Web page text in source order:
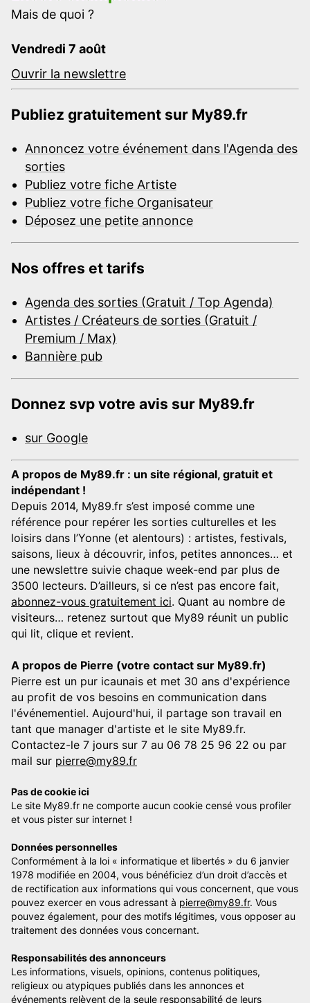
Mais de quoi ?
Vendredi 7 août
Ouvrir la newslettre
Publiez gratuitement sur My89.fr
Annoncez votre événement dans l'Agenda des
sorties
Publiez votre fiche Artiste
Publiez votre fiche Organisateur
Déposez une petite annonce
Nos offres et tarifs
Agenda des sorties (Gratuit / Top Agenda)
Artistes / Créateurs de sorties (Gratuit /
Premium / Max)
Bannière pub
Donnez svp votre avis sur My89.fr
sur Google
A propos de My89.fr : un site régional, gratuit et
indépendant !
Depuis 2014, My89.fr s’est imposé comme une
référence pour repérer les sorties culturelles et les
loisirs dans l’Yonne (et alentours) : artistes, festivals,
saisons, lieux à découvrir, infos, petites annonces… et
une newslettre suivie chaque week-end par plus de
3500 lecteurs. D’ailleurs, si ce n’est pas encore fait,
abonnez-vous gratuitement ici. Quant au nombre de
visiteurs… retenez surtout que My89 réunit un public
qui lit, clique et revient.
A propos de Pierre (votre contact sur My89.fr)
Pierre est un pur icaunais et met 30 ans d'expérience
au profit de vos besoins en communication dans
l'événementiel. Aujourd'hui, il partage son travail en
tant que manager d'artiste et le site My89.fr.
Contactez-le 7 jours sur 7 au 06 78 25 96 22 ou par
mail sur pierre@my89.fr
Pas de cookie ici
Le site My89.fr ne comporte aucun cookie censé vous profiler
et vous pister sur internet !
Données personnelles
Conformément à la loi « informatique et libertés » du 6 janvier
1978 modifiée en 2004, vous bénéficiez d’un droit d’accès et
de rectification aux informations qui vous concernent, que vous
pouvez exercer en vous adressant à pierre@my89.fr. Vous
pouvez également, pour des motifs légitimes, vous opposer au
traitement des données vous concernant.
Responsabilités des annonceurs
Les informations, visuels, opinions, contenus politiques,
religieux ou atypiques publiés dans les annonces et
événements relèvent de la seule responsabilité de leurs